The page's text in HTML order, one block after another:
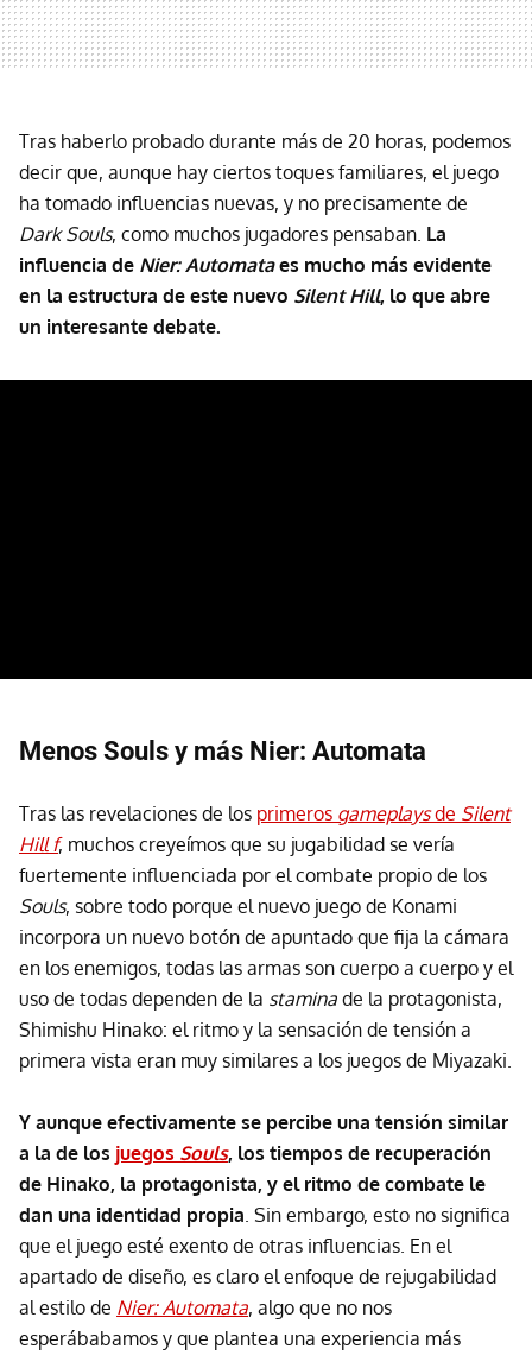
Tras haberlo probado durante más de 20 horas, podemos
decir que, aunque hay ciertos toques familiares, el juego
ha tomado influencias nuevas, y no precisamente de
Dark Souls, como muchos jugadores pensaban. La
influencia de Nier: Automataes mucho más evidente
en la estructura de este nuevo Silent Hill, lo que abre
un interesante debate.
Menos Souls y más Nier: Automata
Tras las revelaciones de los primeros gameplaysde Silent
Hill f, muchos creyeímos que su jugabilidad se vería
fuertemente influenciada por el combate propio de los
Souls, sobre todo porque el nuevo juego de Konami
incorpora un nuevo botón de apuntado que fija la cámara
en los enemigos, todas las armas son cuerpo a cuerpo y el
uso de todas dependen de la stamina de la protagonista,
Shimishu Hinako: el ritmo y la sensación de tensión a
primera vista eran muy similares a los juegos de Miyazaki.
Y aunque efectivamente se percibe una tensión similar
a la de los juegos Souls, los tiempos de recuperación
de Hinako, la protagonista, y el ritmo de combate le
dan una identidad propia. Sin embargo, esto no significa
que el juego esté exento de otras influencias. En el
apartado de diseño, es claro el enfoque de rejugabilidad
al estilo de Nier: Automata, algo que no nos
esperábabamos y que plantea una experiencia más